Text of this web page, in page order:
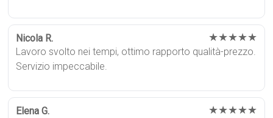
Nicola R. ★★★★★
Lavoro svolto nei tempi, ottimo rapporto qualità-prezzo.
Servizio impeccabile.
Elena G. ★★★★★